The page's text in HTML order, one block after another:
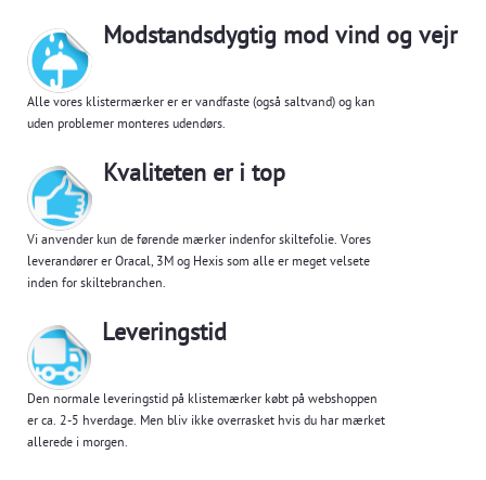
Modstandsdygtig mod vind og vejr
Alle vores klistermærker er er vandfaste (også saltvand) og kan
uden problemer monteres udendørs.
Kvaliteten er i top
Vi anvender kun de førende mærker indenfor skiltefolie. Vores
leverandører er Oracal, 3M og Hexis som alle er meget velsete
inden for skiltebranchen.
Leveringstid
Den normale leveringstid på klistemærker købt på webshoppen
er ca. 2-5 hverdage. Men bliv ikke overrasket hvis du har mærket
allerede i morgen.